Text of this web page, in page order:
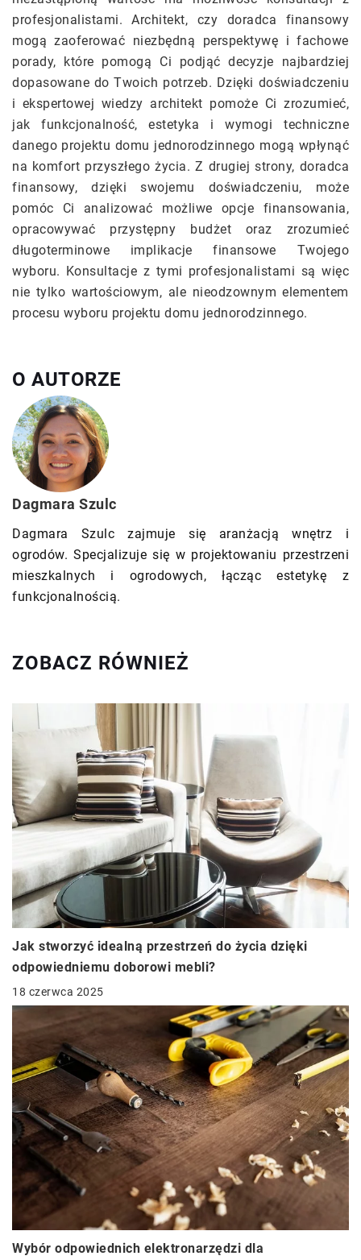
profesjonalistami. Architekt, czy doradca finansowy
mogą zaoferować niezbędną perspektywę i fachowe
porady, które pomogą Ci podjąć decyzje najbardziej
dopasowane do Twoich potrzeb. Dzięki doświadczeniu
i ekspertowej wiedzy architekt pomoże Ci zrozumieć,
jak funkcjonalność, estetyka i wymogi techniczne
danego projektu domu jednorodzinnego mogą wpłynąć
na komfort przyszłego życia. Z drugiej strony, doradca
finansowy, dzięki swojemu doświadczeniu, może
pomóc Ci analizować możliwe opcje finansowania,
opracowywać przystępny budżet oraz zrozumieć
długoterminowe implikacje finansowe Twojego
wyboru. Konsultacje z tymi profesjonalistami są więc
nie tylko wartościowym, ale nieodzownym elementem
procesu wyboru projektu domu jednorodzinnego.
O AUTORZE
Dagmara Szulc
Dagmara Szulc zajmuje się aranżacją wnętrz i
ogrodów. Specjalizuje się w projektowaniu przestrzeni
mieszkalnych i ogrodowych, łącząc estetykę z
funkcjonalnością.
ZOBACZ RÓWNIEŻ
Jak stworzyć idealną przestrzeń do życia dzięki
odpowiedniemu doborowi mebli?
18 czerwca 2025
Wybór odpowiednich elektronarzędzi dla